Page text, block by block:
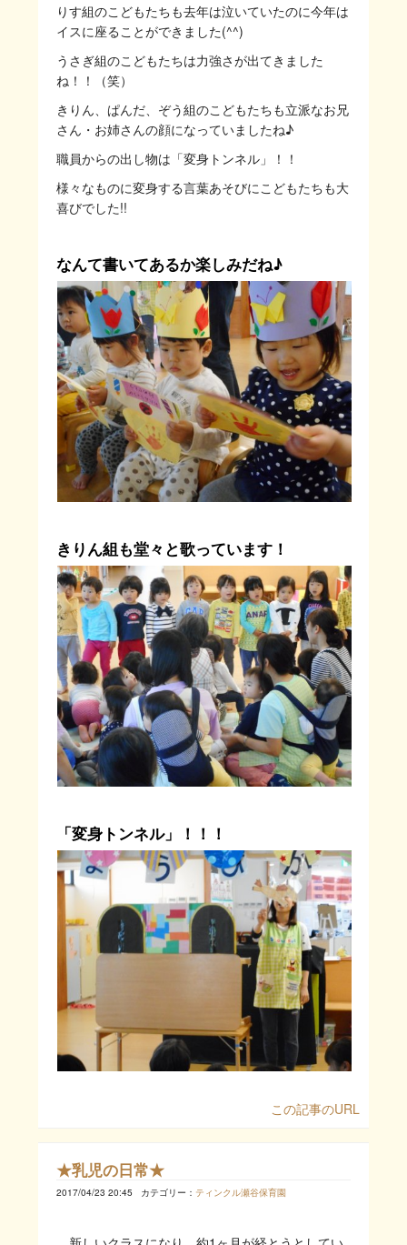
りす組のこどもたちも去年は泣いていたのに今年は
イスに座ることができました(^^)
うさぎ組のこどもたちは力強さが出てきました
ね！！（笑）
きりん、ぱんだ、ぞう組のこどもたちも立派なお兄
さん・お姉さんの顔になっていましたね♪
職員からの出し物は「変身トンネル」！！
様々なものに変身する言葉あそびにこどもたちも大
喜びでした!!
なんて書いてあるか楽しみだね♪
きりん組も堂々と歌っています！
「変身トンネル」！！！
この記事のURL
★乳児の日常★
2017/04/23 20:45 カテゴリー： ティンクル瀬谷保育園